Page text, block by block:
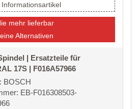
Informationsartikel
mehr lieferbar
Alternativen
| Ersatzteile für
17S | F016A57966
BOSCH
EB-F016308503-